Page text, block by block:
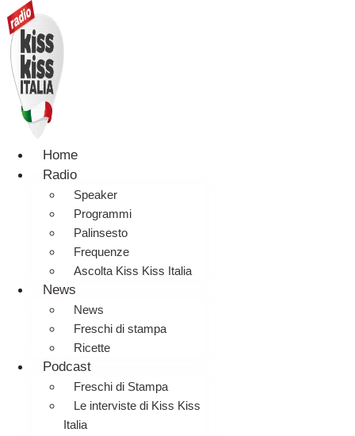
Home
Radio
Speaker
Programmi
Palinsesto
Frequenze
Ascolta Kiss Kiss Italia
News
News
Freschi di stampa
Ricette
Podcast
Freschi di Stampa
Le interviste di Kiss Kiss
Italia